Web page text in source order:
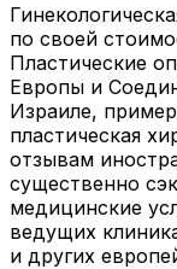
по своей
Пластические
Европы и
Израиле,
пластическая
отзывам
существенно
медицинские
ведущих
и других